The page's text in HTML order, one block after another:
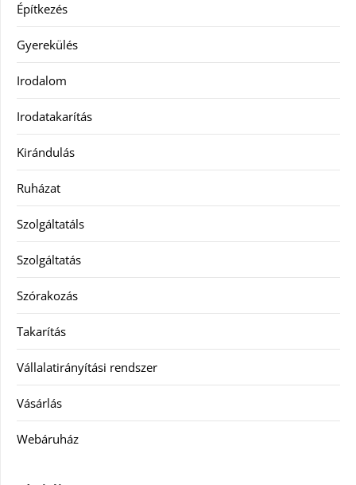
Építkezés
Gyerekülés
Irodalom
Irodatakarítás
Kirándulás
Ruházat
Szolgáltatáls
Szolgáltatás
Szórakozás
Takarítás
Vállalatirányítási rendszer
Vásárlás
Webáruház